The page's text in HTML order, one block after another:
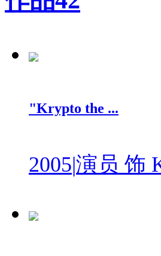
"Krypto the ...
2005|演员 饰